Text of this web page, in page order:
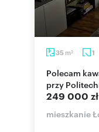
35 m2 1
Polecam kawalerkę 35 m² w centrum Łodzi
przy
249 000 zł
mieszkanie